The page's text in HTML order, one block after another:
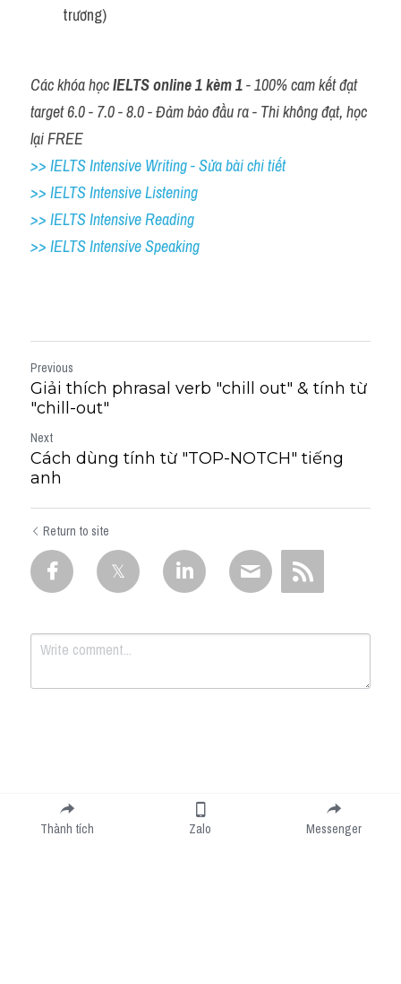
trương)
Các khóa học IELTS online 1 kèm 1 - 100% cam kết đạt
target 6.0 - 7.0 - 8.0 - Đảm bảo đầu ra - Thi không đạt, học
lại FREE
>> IELTS Intensive Writing - Sửa bài chi tiết
>> IELTS Intensive Listening
>> IELTS Intensive Reading
>> IELTS Intensive Speaking
Previous
Giải thích phrasal verb "chill out" & tính từ
"chill-out"
Next
Cách dùng tính từ "TOP-NOTCH" tiếng
anh
Return to site
Submit
Thành tích Zalo Messenger